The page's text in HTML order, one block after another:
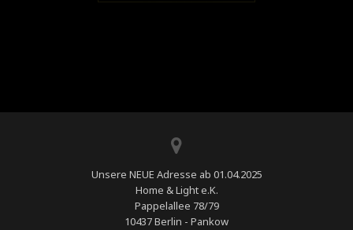
Unsere NEUE Adresse ab 01.04.2025
Home & Light e.K.
Pappelallee 78/79
10437 Berlin - Pankow